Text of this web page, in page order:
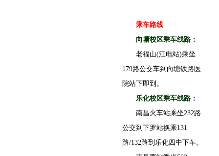
乘车路线
向塘校区乘车线路：
老福山(江电站)乘坐
179路公交车到向塘铁路医
院站下即到。
乐化校区乘车线路 ：
南昌火车站乘坐232路
公交到下罗站换乘131
路/132路到乐化四中下车。